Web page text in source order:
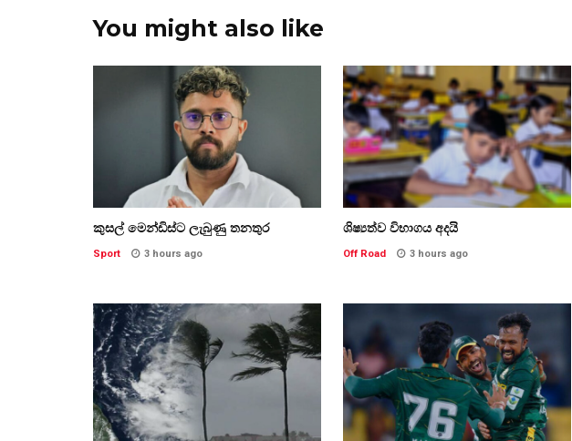
You might also like
කුසල් මෙන්ඩිස්ට ලැබුණු තනතුර
Sport 3 hours ago
ශිෂ්‍යත්ව විභාගය අදයි
Off Road 3 hours ago